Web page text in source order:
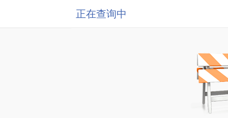
正在查询中